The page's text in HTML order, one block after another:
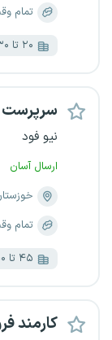
تمام
۲۰ تا ۳۰ میلیون تومان
سرپرست
نیو فود
ارسال آسان
تمام
۴۵ تا ۵۰ میلیون تومان
کارمند